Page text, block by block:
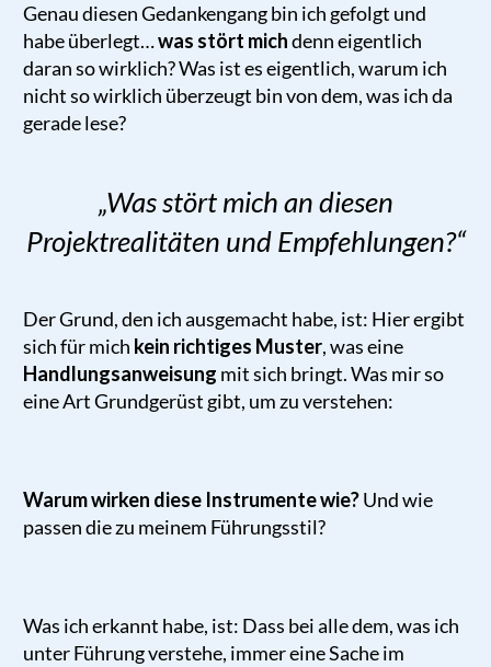
Genau diesen Gedankengang bin ich gefolgt und
habe überlegt…was stört michdenn eigentlich
daran so wirklich? Was ist es eigentlich, warum ich
nicht so wirklich überzeugt bin von dem, was ich da
gerade lese?
„Was stört mich an diesen
Projektrealitäten und Empfehlungen?“
Der Grund, den ich ausgemacht habe, ist: Hier ergibt
sich für mich kein richtiges Muster, was eine
Handlungsanweisung mit sich bringt. Was mir so
eine Art Grundgerüst gibt, um zu verstehen:
Warum wirken diese Instrumente wie?Und wie
passen die zu meinem Führungsstil?
Was ich erkannt habe, ist: Dass bei alle dem, was ich
unter Führung verstehe, immer eine Sache im